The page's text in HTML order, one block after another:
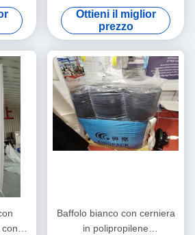
trasporto sicure e pulite
Ottieni il miglior
prezzo
Baffolo bianco con cerniera
in polipropilene